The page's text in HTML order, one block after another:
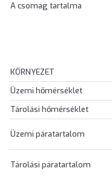
A csomag tartalma
KÖRNYEZET
Üzemi hőmérséklet
Tárolási hőmérséklet
Üzemi páratartalom
Tárolási páratartalom